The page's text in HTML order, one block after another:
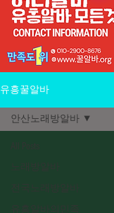
유흥꿀알바
안산노래방알바